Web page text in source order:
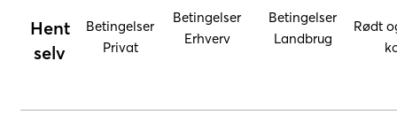
Hent
selv
Betingelser
Privat
Betingelser
Erhverv
Betingelser
Landbrug
Rødt